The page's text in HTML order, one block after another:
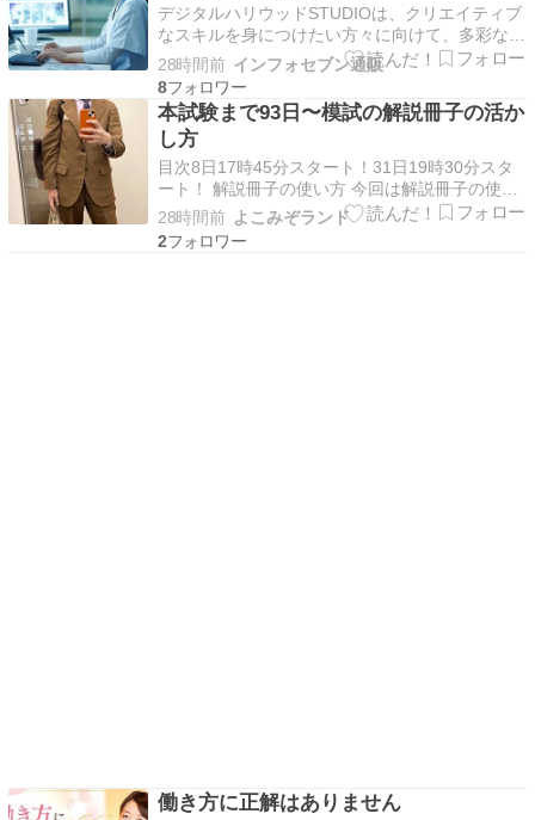
デジタルハリウッドSTUDIOは、クリエイティブ
なスキルを身につけたい方々に向けて、多彩なプ
ログラムを提供しています。 このたび、デジタ
ルハリウッドSTUDIOでは、無料カウンセリング
の受講申し込みを受付けることとなりました。
業界の最前線で活躍するプロフェッショナルから
直接アド…
28時間前 インフォセブン通販
8
本試験まで93日〜模試の解説冊子の活か
し方
目次8日17時45分スタート！31日19時30分スタ
ート！ 解説冊子の使い方 今回は解説冊子の使い
方 記述式は1箇所にまとめておく ふか習をやり
やすくするために おまけ目次を開く8日17時45
分スタート！今月の「横溝先生に相談だ」も安定
28時間前 よこみぞランド
2
働き方に正解はありません